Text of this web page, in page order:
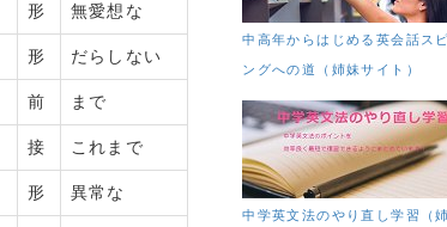
形 無愛想な
形 だらしない
前 まで
接 これまで
形 異常な
中高年からはじめる英会話ス
ングへの道（姉妹サイト）
中学英文法のやり直し学習（